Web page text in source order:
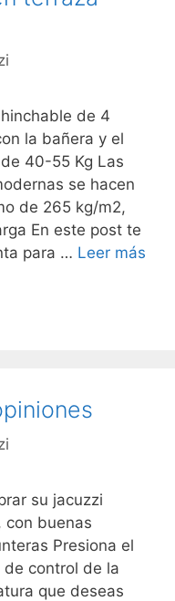
de 4
la bañera y el
40-55 Kg Las
se hacen
de 265 kg/m2,
En este post te
para … Leer más
su jacuzzi
con buenas
Presiona el
control de la
que deseas